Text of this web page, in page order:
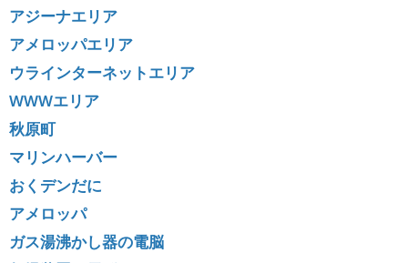
アジーナエリア
アメロッパエリア
ウラインターネットエリア
WWWエリア
秋原町
マリンハーバー
おくデンだに
アメロッパ
ガス湯沸かし器の電脳